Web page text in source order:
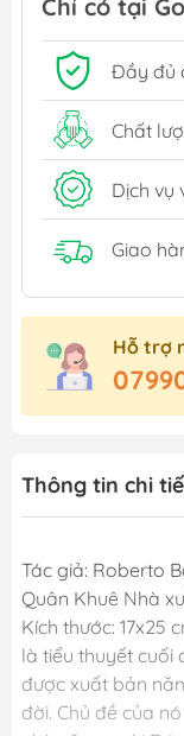
Chỉ có tại
Đầy đủ
Chất
Dịch vụ
Giao
Hỗ trợ
Thông tin chi
Tác giả: Roberto
Quân Khuê Nhà
Kích thước: 17x25
là tiểu thuyết cuối
được xuất bản
đời. Chủ đề của